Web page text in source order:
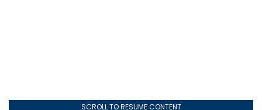
SCROLL TO RESUME CONTENT